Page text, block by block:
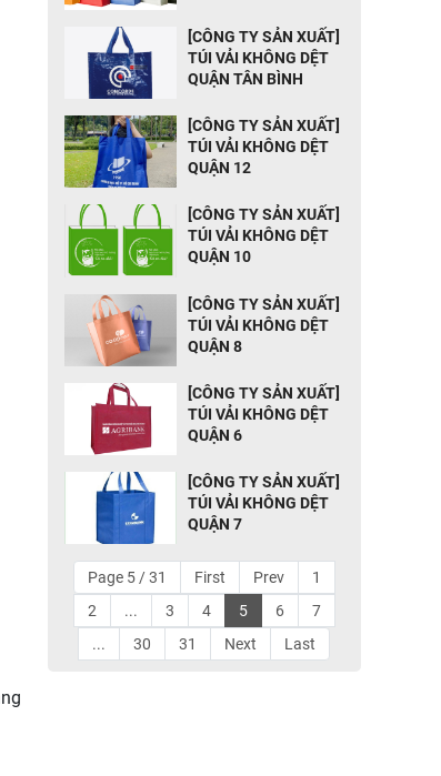
[CÔNG TY SẢN XUẤT]
TÚI VẢI KHÔNG DỆT
QUẬN TÂN BÌNH
[CÔNG TY SẢN XUẤT]
TÚI VẢI KHÔNG DỆT
QUẬN 12
[CÔNG TY SẢN XUẤT]
TÚI VẢI KHÔNG DỆT
QUẬN 10
[CÔNG TY SẢN XUẤT]
TÚI VẢI KHÔNG DỆT
QUẬN 8
[CÔNG TY SẢN XUẤT]
TÚI VẢI KHÔNG DỆT
QUẬN 6
[CÔNG TY SẢN XUẤT]
TÚI VẢI KHÔNG DỆT
QUẬN 7
Page 5 / 31 First Prev
1
2
... 3 4 5 6
7
...
30 31 Next Last